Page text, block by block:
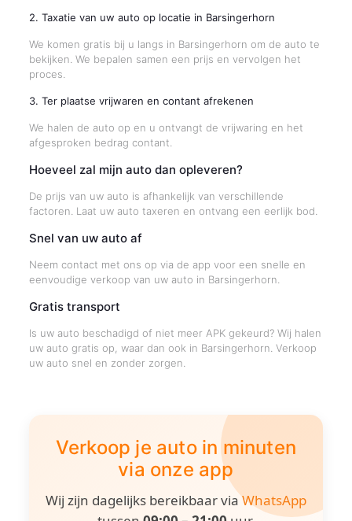
2. Taxatie van uw auto op locatie in Barsingerhorn
We komen gratis bij u langs in Barsingerhorn om de auto te
bekijken. We bepalen samen een prijs en vervolgen het
proces.
3. Ter plaatse vrijwaren en contant afrekenen
We halen de auto op en u ontvangt de vrijwaring en het
afgesproken bedrag contant.
Hoeveel zal mijn auto dan opleveren?
De prijs van uw auto is afhankelijk van verschillende
factoren. Laat uw auto taxeren en ontvang een eerlijk bod.
Snel van uw auto af
Neem contact met ons op via de app voor een snelle en
eenvoudige verkoop van uw auto in Barsingerhorn.
Gratis transport
Is uw auto beschadigd of niet meer APK gekeurd? Wij halen
uw auto gratis op, waar dan ook in Barsingerhorn. Verkoop
uw auto snel en zonder zorgen.
Verkoop je auto in minuten
via onze app
Wij zijn dagelijks bereikbaar viaWhatsApp